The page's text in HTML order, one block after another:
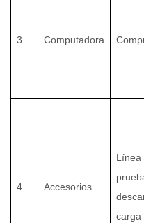
3 Computadora
4 Accesorios
Línea
carga